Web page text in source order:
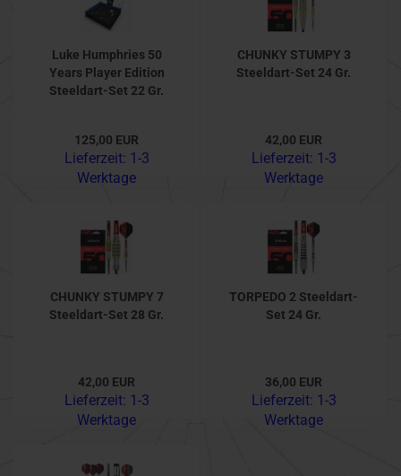
Luke Humphries 50
Years Player Edition
Steeldart-Set 22 Gr.
125,00 EUR
Lieferzeit: 1-3
Werktage
CHUNKY STUMPY 3
Steeldart-Set 24 Gr.
42,00 EUR
Lieferzeit: 1-3
Werktage
CHUNKY STUMPY 7
Steeldart-Set 28 Gr.
42,00 EUR
Lieferzeit: 1-3
Werktage
TORPEDO 2 Steeldart-
Set 24 Gr.
36,00 EUR
Lieferzeit: 1-3
Werktage